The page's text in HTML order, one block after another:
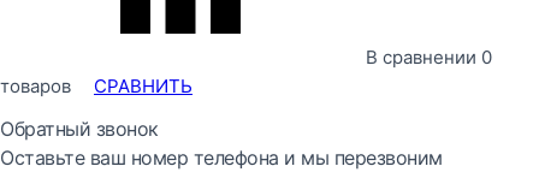
В сравнении 0
товаров
СРАВНИТЬ
Обратный звонок
Оставьте ваш номер телефона и мы перезвоним